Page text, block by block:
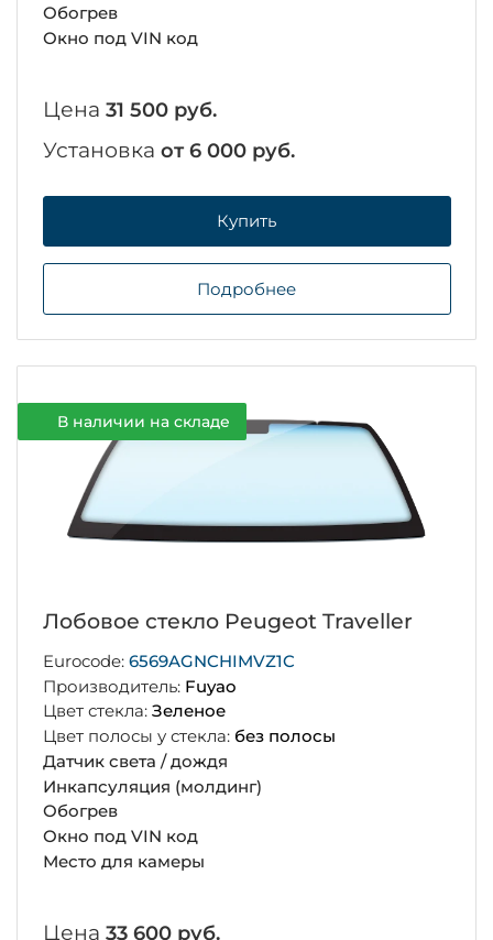
Обогрев
Окно под VIN код
Цена 31 500 руб.
Установка от 6 000 руб.
Купить
Подробнее
В наличии на складе
Лобовое стекло Peugeot Traveller
Eurocode: 6569AGNCHIMVZ1C
Производитель: Fuyao
Цвет стекла: Зеленое
Цвет полосы у стекла: без полосы
Датчик света / дождя
Инкапсуляция (молдинг)
Обогрев
Окно под VIN код
Место для камеры
Цена 33 600 руб.